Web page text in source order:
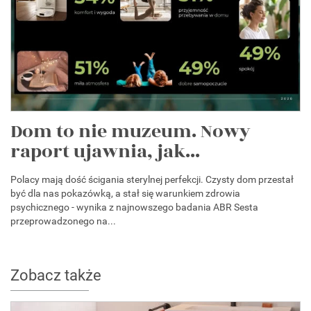
Dom to nie muzeum. Nowy
raport ujawnia, jak...
Polacy mają dość ścigania sterylnej perfekcji. Czysty dom przestał
być dla nas pokazówką, a stał się warunkiem zdrowia
psychicznego - wynika z najnowszego badania ABR Sesta
przeprowadzonego na...
Zobacz także